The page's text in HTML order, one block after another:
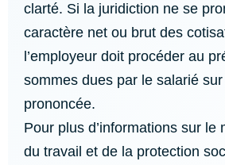
clarté. Si la juridiction ne se
caractère net ou brut des
l’employeur doit procéder au
sommes dues par le salarié
prononcée.
Pour plus d’informations sur le
du travail et de la protection